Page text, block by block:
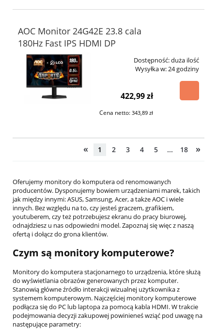
AOC Monitor 24G42E 23.8 cala
180Hz Fast IPS HDMI DP
Dostępność:duża ilość
Wysyłka w:24 godziny
422,99 zł
Cena netto:343,89 zł
« 1 2 3 4 5 ... 18 »
Oferujemy monitory do komputera od renomowanych
producentów. Dysponujemy bowiem urządzeniami marek, takich
jak między innymi: ASUS, Samsung, Acer, a także AOC i wiele
innych. Bez względu na to, czy jesteś graczem, grafikiem,
youtuberem, czy też potrzebujesz ekranu do pracy biurowej,
odnajdziesz u nas odpowiedni model. Zapoznaj się więc z naszą
ofertą i dołącz do grona klientów.
Czym są monitory komputerowe?
Monitory do komputera stacjonarnego to urządzenia, które służą
do wyświetlania obrazów generowanych przez komputer.
Stanowią główne źródło interakcji wizualnej użytkownika z
systemem komputerowym. Najczęściej monitory komputerowe
podłącza się do PC lub laptopa za pomocą kabla HDMI. W trakcie
podejmowania decyzji zakupowej powinieneś wziąć pod uwagę na
następujące parametry: